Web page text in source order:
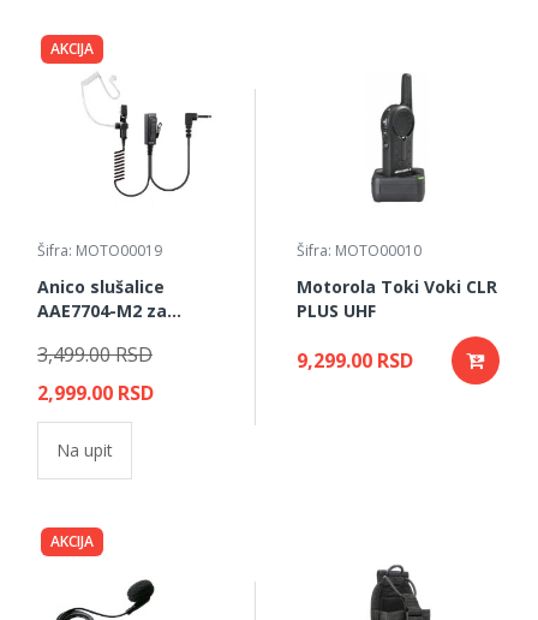
AKCIJA
Šifra: MOTO00019
Anico slušalice
AAE7704-M2 za
Talkabout, XT185 Toki
Voki
3,499.00 RSD
2,999.00 RSD
Na upit
Šifra: MOTO00010
Motorola Toki Voki CLR
PLUS UHF
9,299.00 RSD
AKCIJA